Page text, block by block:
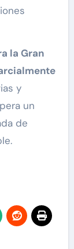
la Gran
y
un
de